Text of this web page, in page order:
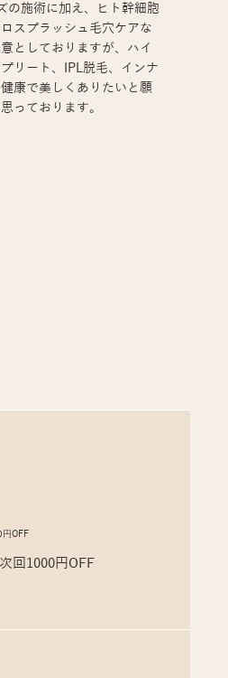
の施術に加え、ヒト幹細胞
スプラッシュ毛穴ケアな
としておりますが、ハイ
リート、IPL脱毛、インナ
康で美しくありたいと願
っております。
回1000円OFF
円OFF